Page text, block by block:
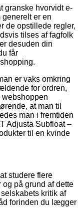
granske hvorvidt e-
er en
de opstillede regler,
tilses af fagfolk
desuden din
får
er vaks omkring
for ordren,
at man til
man i fremtiden
Adjusta Subfloat –
til en kvinde
studere flere
på grund af dette
kritik af
forinden du lægger